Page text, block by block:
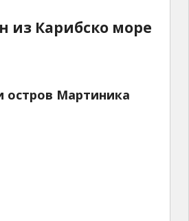
из Карибско море
остров Мартиника